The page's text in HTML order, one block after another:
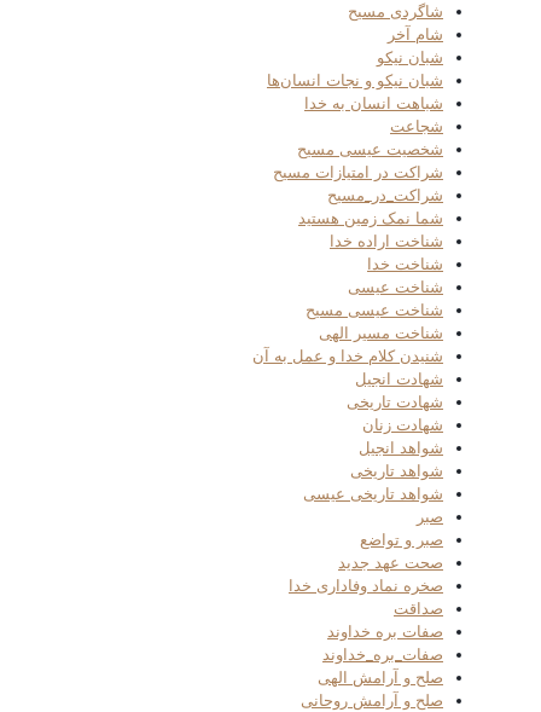
شاگردی مسیح
شام آخر
شبان نیکو
شبان نیکو و نجات انسان‌ها
شباهت انسان به خدا
شجاعت
شخصیت عیسی مسیح
شراکت در امتیازات مسیح
شراکت_در_مسیح
شما نمک زمین هستید
شناخت اراده خدا
شناخت خدا
شناخت عیسی
شناخت عیسی مسیح
شناخت مسیر الهی
شنیدن کلام خدا و عمل به آن
شهادت انجیل
شهادت تاریخی
شهادت زنان
شواهد انجیل
شواهد تاریخی
شواهد تاریخی عیسی
صبر
صبر و تواضع
صحت عهد جدید
صخره نماد وفاداری خدا
صداقت
صفات بره خداوند
صفات_بره_خداوند
صلح و آرامش الهی
صلح و آرامش روحانی